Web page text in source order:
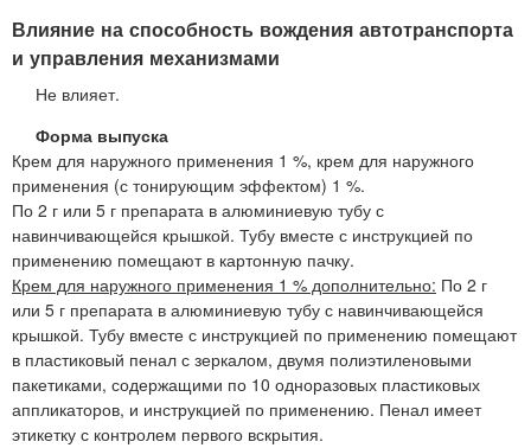
Влияние на способность вождения автотранспорта
и управления механизмами
Не влияет.
Форма выпуска
Крем для наружного применения 1 %, крем для наружного
применения (с тонирующим эффектом) 1 %.
По 2 г или 5 г препарата в алюминиевую тубу с
навинчивающейся крышкой. Тубу вместе с инструкцией по
применению помещают в картонную пачку.
Крем для наружного применения 1 % дополнительно: По 2 г
или 5 г препарата в алюминиевую тубу с навинчивающейся
крышкой. Тубу вместе с инструкцией по применению помещают
в пластиковый пенал с зеркалом, двумя полиэтиленовыми
пакетиками, содержащими по 10 одноразовых пластиковых
аппликаторов, и инструкцией по применению. Пенал имеет
этикетку с контролем первого вскрытия.